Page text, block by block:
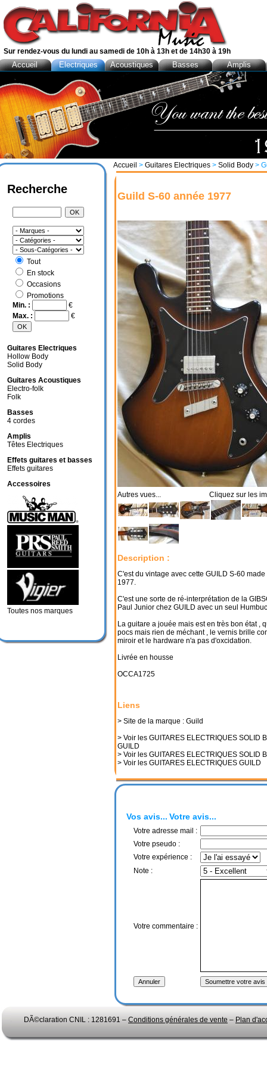
Accueil > Guitares Electriques > Solid Body >
Guild S-60 année 1977
Autres vues... Cliquez sur les
Description :
C'est du vintage avec cette GUILD S-60 made
1977.
C'est une sorte de ré-interprétation de la
Paul Junior chez GUILD avec un seul
La guitare a jouée mais est en très bon état ,
pocs mais rien de méchant , le vernis brille
miroir et le hardware n'a pas d'oxcidation.
Livrée en housse
OCCA1725
Liens
> Site de la marque : Guild
> Voir les GUITARES ELECTRIQUES SOLID
GUILD
> Voir les GUITARES ELECTRIQUES SOLID
> Voir les GUITARES ELECTRIQUES GUILD
Vos avis... Votre avis...
Votre adresse mail :
Votre pseudo :
Votre expérience :
Note :
Votre commentaire :
Recherche
Tout
En stock
Occasions
Promotions
Min. :
€
Max. :
€
Guitares Electriques
Hollow Body
Solid Body
Guitares Acoustiques
Electro-folk
Folk
Basses
4 cordes
Amplis
Têtes Electriques
Effets guitares et basses
Effets guitares
Accessoires
Toutes nos marques
DÃ©claration CNIL : 1281691 – Conditions générales de vente – Plan
Sur rendez-vous du lundi au samedi de 10h à 13h et de 14h30 à 19h
Accueil Electriques Acoustiques Basses Amplis